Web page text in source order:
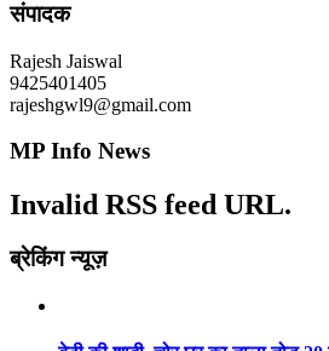
संपादक
Rajesh Jaiswal
9425401405
rajeshgwl9@gmail.com
MP Info News
Invalid RSS feed URL.
ब्रेकिंग न्यूज़